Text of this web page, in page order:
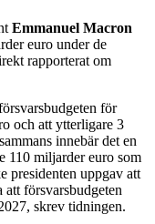
Emmanuel Macron
euro under de
rapporterat om
för
och att ytterligare 3
innebär det en
110 miljarder euro som
presidenten uppgav att
att försvarsbudgeten
skrev tidningen.